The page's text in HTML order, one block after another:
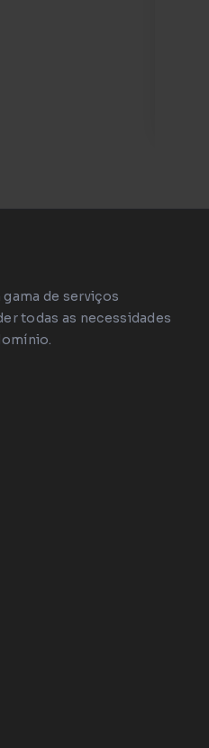
de serviços
todas as necessidades